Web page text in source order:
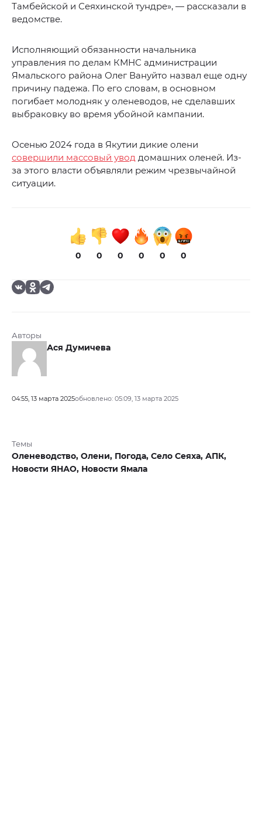
Тамбейской и Сеяхинской тундре», — рассказали в
ведомстве.
Исполняющий обязанности начальника
управления по делам КМНС администрации
Ямальского района Олег Вануйто назвал еще одну
причину падежа. По его словам, в основном
погибает молодняк у оленеводов, не сделавших
выбраковку во время убойной кампании.
Осенью 2024 года в Якутии дикие олени
совершили массовый увод домашних оленей. Из-
за этого власти объявляли режим чрезвычайной
ситуации.
0 0 0 0 0 0
Авторы
Ася Думичева
04:55, 13 марта 2025обновлено: 05:09, 13 марта 2025
Темы
Оленеводство, Олени, Погода, Село Сеяха, АПК,
Новости ЯНАО, Новости Ямала